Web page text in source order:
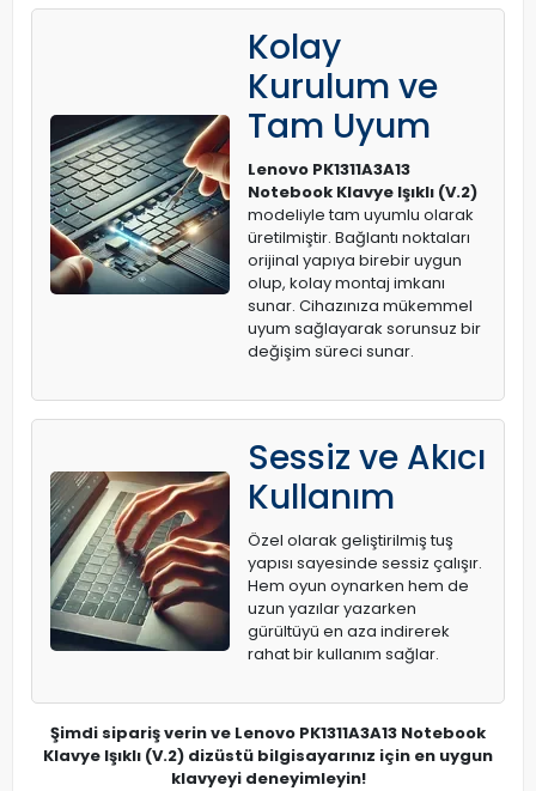
Kolay
Kurulum ve
Tam Uyum
Lenovo PK1311A3A13
Notebook Klavye Işıklı (V.2)
modeliyle tam uyumlu olarak
üretilmiştir. Bağlantı noktaları
orijinal yapıya birebir uygun
olup, kolay montaj imkanı
sunar. Cihazınıza mükemmel
uyum sağlayarak sorunsuz bir
değişim süreci sunar.
Sessiz ve Akıcı
Kullanım
Özel olarak geliştirilmiş tuş
yapısı sayesinde sessiz çalışır.
Hem oyun oynarken hem de
uzun yazılar yazarken
gürültüyü en aza indirerek
rahat bir kullanım sağlar.
Şimdi sipariş verin ve Lenovo PK1311A3A13 Notebook
Klavye Işıklı (V.2) dizüstü bilgisayarınız için en uygun
klavyeyi deneyimleyin!